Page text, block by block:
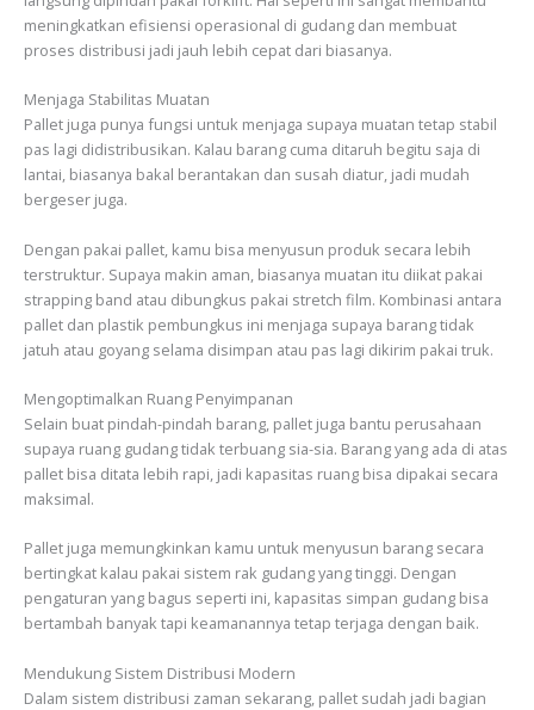
meningkatkan efisiensi operasional di gudang dan membuat
proses distribusi jadi jauh lebih cepat dari biasanya.
Menjaga Stabilitas Muatan
Pallet juga punya fungsi untuk menjaga supaya muatan tetap stabil
pas lagi didistribusikan. Kalau barang cuma ditaruh begitu saja di
lantai, biasanya bakal berantakan dan susah diatur, jadi mudah
bergeser juga.
Dengan pakai pallet, kamu bisa menyusun produk secara lebih
terstruktur. Supaya makin aman, biasanya muatan itu diikat pakai
strapping band atau dibungkus pakai stretch film. Kombinasi antara
pallet dan plastik pembungkus ini menjaga supaya barang tidak
jatuh atau goyang selama disimpan atau pas lagi dikirim pakai truk.
Mengoptimalkan Ruang Penyimpanan
Selain buat pindah-pindah barang, pallet juga bantu perusahaan
supaya ruang gudang tidak terbuang sia-sia. Barang yang ada di atas
pallet bisa ditata lebih rapi, jadi kapasitas ruang bisa dipakai secara
maksimal.
Pallet juga memungkinkan kamu untuk menyusun barang secara
bertingkat kalau pakai sistem rak gudang yang tinggi. Dengan
pengaturan yang bagus seperti ini, kapasitas simpan gudang bisa
bertambah banyak tapi keamanannya tetap terjaga dengan baik.
Mendukung Sistem Distribusi Modern
Dalam sistem distribusi zaman sekarang, pallet sudah jadi bagian